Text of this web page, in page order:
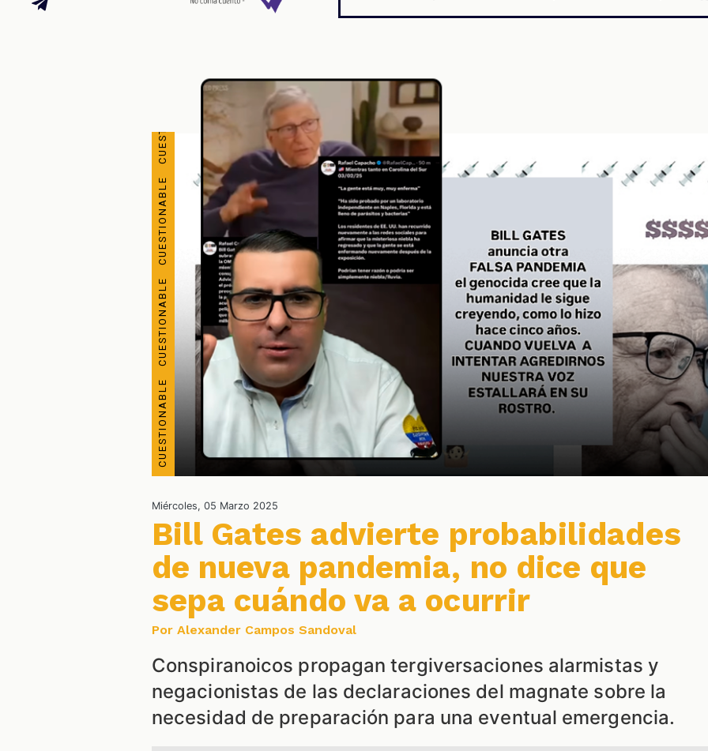
Miércoles, 05 Marzo 2025
Bill Gates advierte probabilidades
de nueva pandemia, no dice que
sepa cuándo va a ocurrir
Por Alexander Campos Sandoval
Conspiranoicos propagan tergiversaciones alarmistas y
negacionistas de las declaraciones del magnate sobre la
necesidad de preparación para una eventual emergencia.